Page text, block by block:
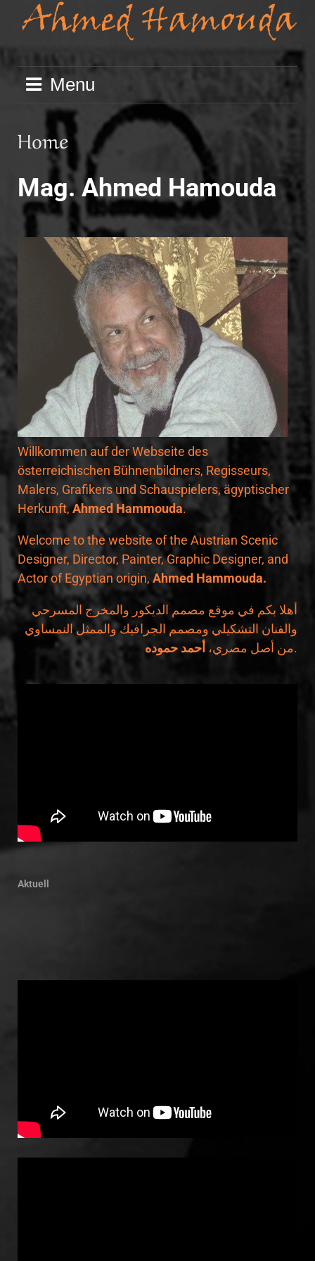
Menu
Home
Mag. Ahmed Hamouda
Willkommen auf der Webseite des
österreichischen Bühnenbildners, Regisseurs,
Malers, Grafikers und Schauspielers, ägyptischer
Herkunft,Ahmed Hammouda.
Welcome to the website of the Austrian Scenic
Designer, Director, Painter, Graphic Designer, and
Actor of Egyptian origin, Ahmed Hammouda.
أهلا بكم في موقع مصمم الديكور والمخرج المسرحي
والفنان التشكيلي ومصمم الجرافيك والممثل النمساوي
من أصل مصري، أحمد حموده .
Aktuell